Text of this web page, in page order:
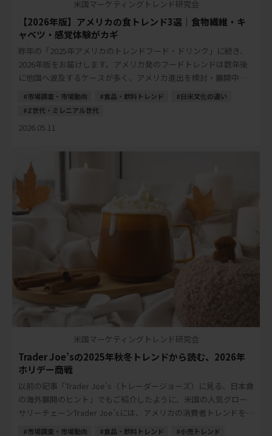
米国マーケティングトレンド研究会
【2026年版】アメリカの食トレンド3選｜食物繊維・キ
ャベツ・感覚体験がカギ
昨年の「2025年アメリカのトレンドフード・ドリンク」に続き、
2026年版をお届けします。アメリカ発のフードトレンドは数年後
に他国へ波及するケースが多く、アメリカ進出を検討・展開中の
日本の食品・飲料メーカーにとって、先読 […]
市場調査・市場動向 食品・飲料トレンド
日米文化の違い
Z世代・ミレニアル世代
2026.05.11
米国マーケティングトレンド研究会
Trader Joe’sの2025年秋冬トレンドから読む、2026年
ホリデー商戦
以前の記事「Trader Joe’s（トレーダージョーズ）に見る、日本食
の海外展開のヒント」でもご紹介したように、米国の人気グロー
サリーチェーンTrader Joe’sには、アメリカの消費者トレンドを読
み解くヒントが多く […]
市場調査・市場動向 食品・飲料トレンド
小売トレンド